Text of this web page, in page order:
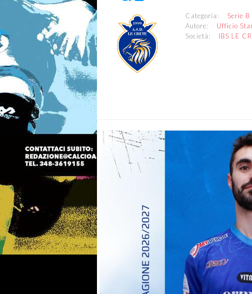
Categoria: Serie B
Autore: Ufficio
Società: IBS LE